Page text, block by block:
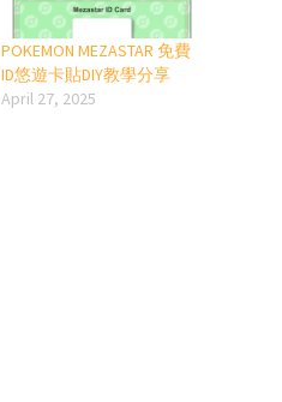
POKEMON MEZASTAR 免費
ID悠遊卡貼DIY教學分享
April 27, 2025